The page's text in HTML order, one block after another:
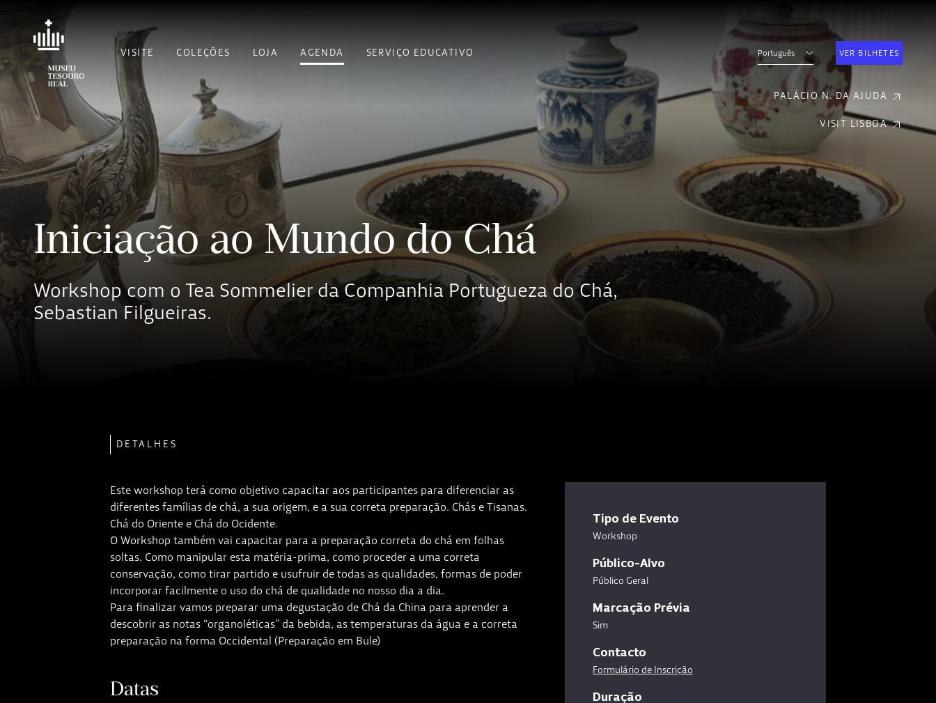
VISITE COLEÇÕES LOJA AGENDA SERVIÇO EDUCATIVO Português VER BILHETES
PALÁCIO N. DA AJUDA
VISIT LISBOA
Iniciação ao Mundo do Chá
Workshop com o Tea Sommelier da Companhia Portugueza do Chá,
Sebastian Filgueiras.
DETALHES
Este workshop terá como objetivo capacitar aos participantes para diferenciar as
diferentes famílias de chá, a sua origem, e a sua correta preparação. Chás e Tisanas.
Chá do Oriente e Chá do Ocidente.
O Workshop também vai capacitar para a preparação correta do chá em folhas
soltas. Como manipular esta matéria-prima, como proceder a uma correta
conservação, como tirar partido e usufruir de todas as qualidades, formas de poder
incorporar facilmente o uso do chá de qualidade no nosso dia a dia.
Para finalizar vamos preparar uma degustação de Chá da China para aprender a
descobrir as notas “organoléticas” da bebida, as temperaturas da água e a correta
preparação na forma Occidental (Preparação em Bule)
Datas
Tipo de Evento
Workshop
Público-Alvo
Público Geral
Marcação Prévia
Sim
Contacto
Formulário de Inscrição
Duração